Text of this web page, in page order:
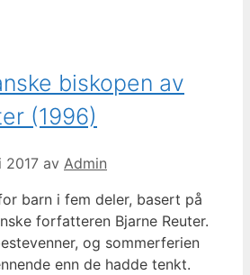
biskopen av
(1996)
2017 av Admin
barn i fem deler, basert på
forfatteren Bjarne Reuter.
og sommerferien
enn de hadde tenkt.